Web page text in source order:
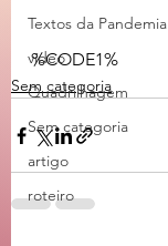
Textos da Pandemia
vídeo
Quadrilhagem
Sem categoria
artigo
roteiro
%CODE1%
Sem categoria